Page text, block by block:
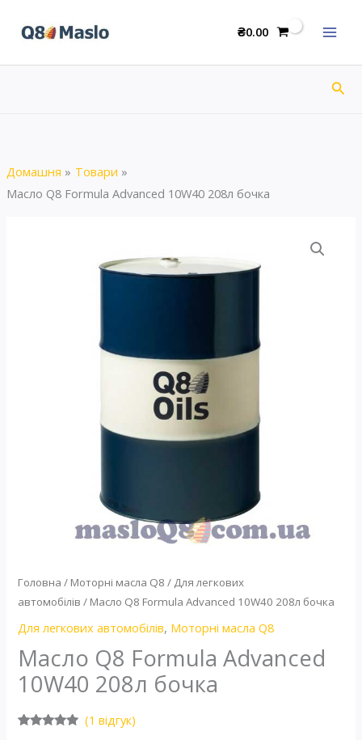
₴0.00
Домашня
Товари
Масло Q8 Formula Advanced 10W40 208л бочка
Головна / Моторні масла Q8 / Для легкових
автомобілів / Масло Q8 Formula Advanced 10W40 208л бочка
Для легкових автомобілів, Моторні масла Q8
Масло Q8 Formula Advanced
10W40 208л бочка
(1 відгук)
Advanced